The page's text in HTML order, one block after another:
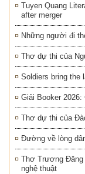
Tuyen Quang
after merger
Những người đi
Thơ dự thi của
Soldiers bring the
Giải Booker
Thơ dự thi của
Đường về lòng
Thơ Trương Đăng
nghệ thuật